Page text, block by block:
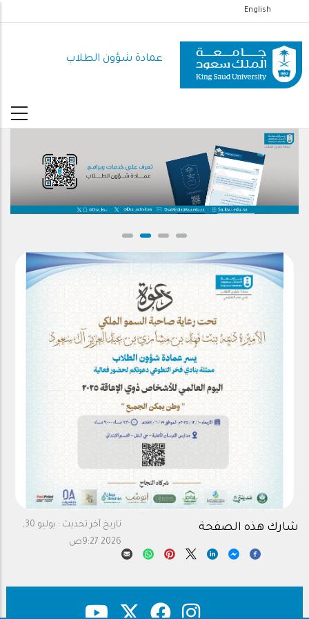
إلى
المحتوى
الرئيسي
English
عمادة شؤون الطلاب
تاريخ آخر تحديث :
يوليو 30,
2026 9:27ص
شارك هذه الصفحة